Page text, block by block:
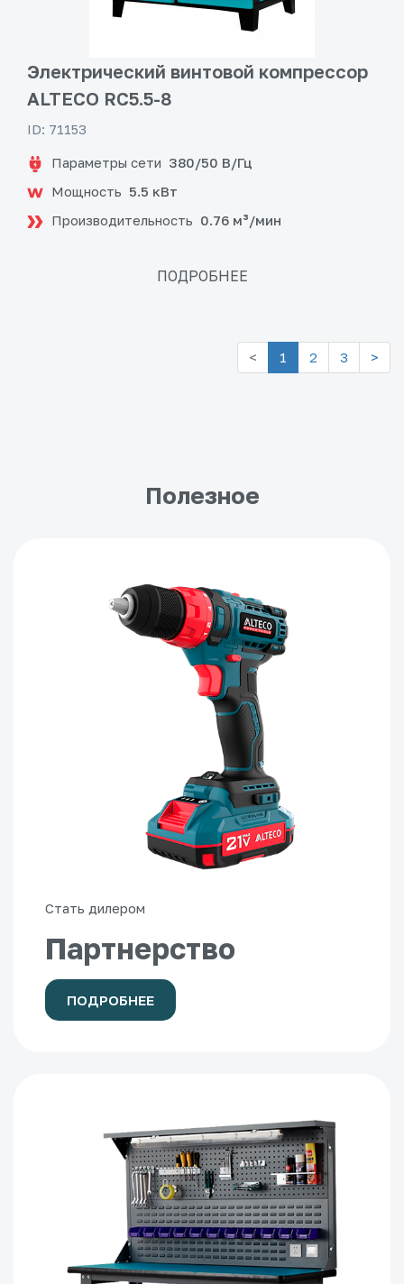
Электрический винтовой компрессор
ALTECO RC5.5-8
ID: 71153
Параметры сети 380/50 В/Гц
Мощность 5.5 кВт
Производительность 0.76 м³/мин
ПОДРОБНЕЕ
< 1 2 3 >
Полезное
Стать дилером
Партнерство
ПОДРОБНЕЕ